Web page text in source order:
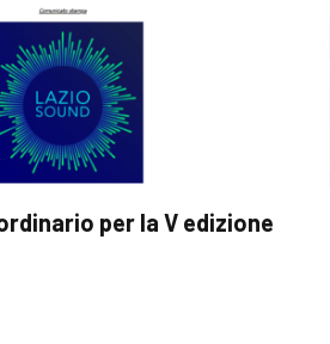
per la V edizione